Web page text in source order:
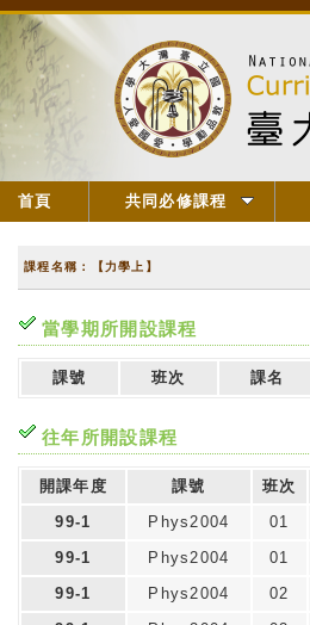
首頁 共同必修課程
課程名稱：【力學上】
當學期所開設課程
課號 班次 課名
往年所開設課程
開課年度 課號 班次
99-1
Phys2004 01
99-1
Phys2004 01
99-1
Phys2004 02